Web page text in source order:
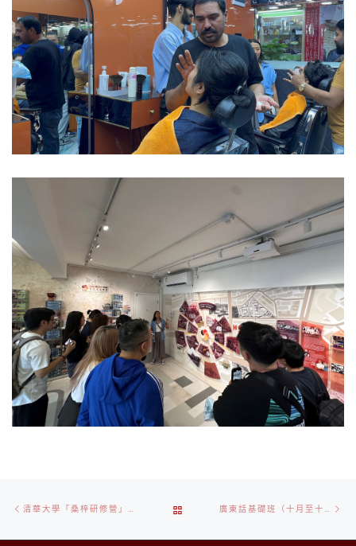
Post
navigation
Previous
清華大學「桑梓研修營」來訪
TO
廣東話基礎班（十月至十一月）